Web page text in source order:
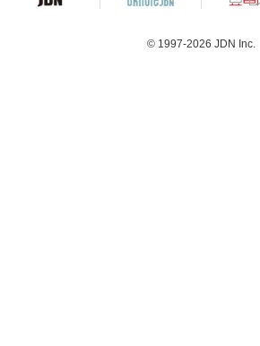
© 1997-2026 JDN Inc.